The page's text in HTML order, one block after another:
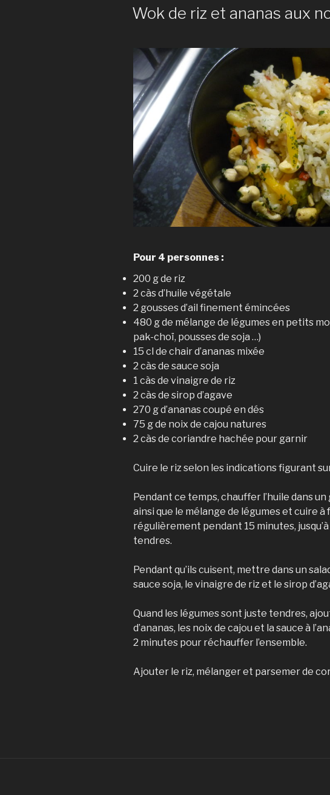
Wok de riz et ananas aux
Pour 4 personnes :
200 g de riz
2 càs d’huile végétale
2 gousses d’ail finement émincées
480 g de mélange de légumes en petits
pak-choï, pousses de soja …)
15 cl de chair d’ananas mixée
2 càs de sauce soja
1 càs de vinaigre de riz
2 càs de sirop d’agave
270 g d’ananas coupé en dés
75 g de noix de cajou natures
2 càs de coriandre hachée pour garnir
Cuire le riz selon les indications figurant
Pendant ce temps, chauffer l’huile dans un
ainsi que le mélange de légumes et cuire
régulièrement pendant 15 minutes,
tendres.
Pendant qu’ils cuisent, mettre dans un
sauce soja, le vinaigre de riz et le sirop
Quand les légumes sont juste tendres,
d’ananas, les noix de cajou et la sauce à
2 minutes pour réchauffer l’ensemble.
Ajouter le riz, mélanger et parsemer de